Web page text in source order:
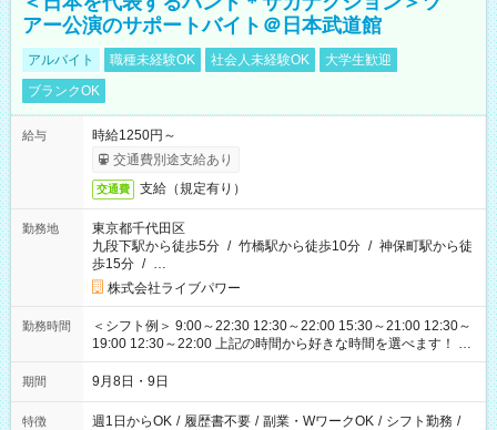
アー公演のサポートバイト＠日本武道館
アルバイト 職種未経験OK 社会人未経験OK
大学生歓迎
ブランクOK
給与
時給1250円～
交通費別途支給あり
交通費 支給（規定有り）
勤務地
東京都千代田区
九段下駅から徒歩5分 / 竹橋駅から徒歩10分 / 神保町駅から徒
歩15分 / …
株式会社ライブパワー
勤務時間
＜シフト例＞ 9:00～22:30 12:30～22:00 15:30～21:00 12:30～
19:00 12:30～22:00 上記の時間から好きな時間を選べます！ ※
時間は変更となる可能性があります
期間 9月8日・9日
特徴 週1日からOK / 履歴書不要 / 副業・WワークOK / シフト勤務 /